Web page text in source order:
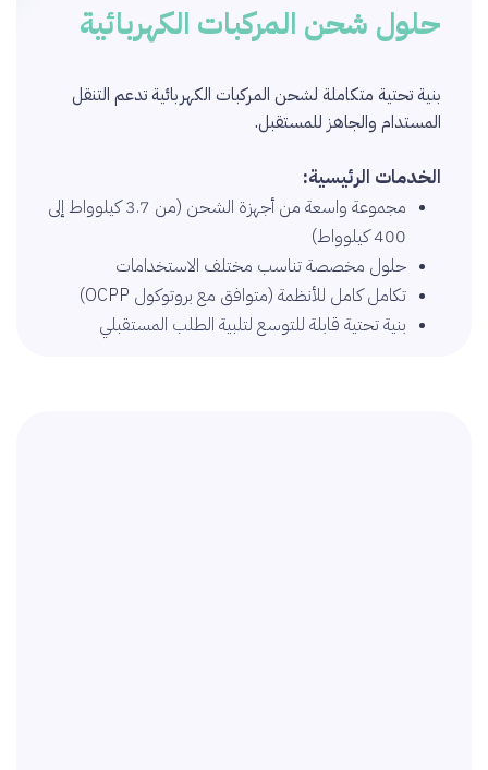
حلول شحن المركبات الكهربائية
بنية تحتية متكاملة لشحن المركبات الكهربائية تدعم التنقل
المستدام والجاهز للمستقبل.
الخدمات الرئيسية:
مجموعة واسعة من أجهزة الشحن (من 3.7 كيلوواط إلى
400 كيلوواط)
حلول مخصصة تناسب مختلف الاستخدامات
تكامل كامل للأنظمة (متوافق مع بروتوكول OCPP)
بنية تحتية قابلة للتوسع لتلبية الطلب المستقبلي